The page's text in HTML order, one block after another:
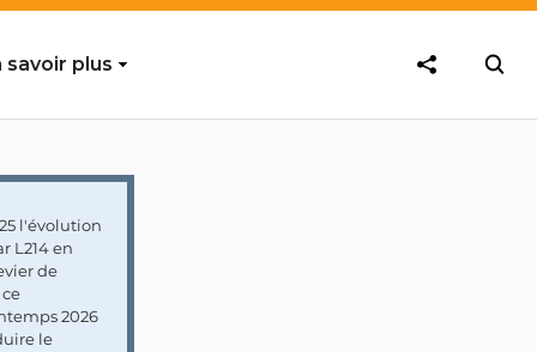
savoir plus
l'évolution
L214 en
de
2026
le